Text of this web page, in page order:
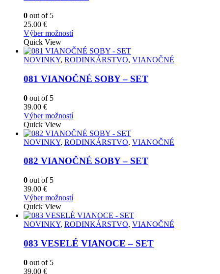
si
na
stránke
produktu.
0 out of 5
25.00 €
Výber možnostíTento
má
viacero
Možnosti
si
na
stránke
produktu.
Quick View
NOVINKY, RODINKÁRSTVO, VIANOČNÉ
081 VIANOČNÉ SOBY – SET
0 out of 5
39.00 €
Výber možnostíTento
má
viacero
Možnosti
na
stránke
produktu.
Quick View
NOVINKY, RODINKÁRSTVO, VIANOČNÉ
082 VIANOČNÉ SOBY – SET
0 out of 5
39.00 €
Výber možnostíTento
má
viacero
Možnosti
si
Quick View
NOVINKY, RODINKÁRSTVO, VIANOČNÉ
083 VESELÉ VIANOCE – SET
0 out of 5
39.00 €